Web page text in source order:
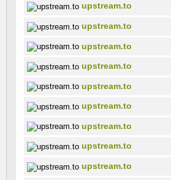
upstream.to
upstream.to
upstream.to
upstream.to
upstream.to
upstream.to
upstream.to
upstream.to
upstream.to